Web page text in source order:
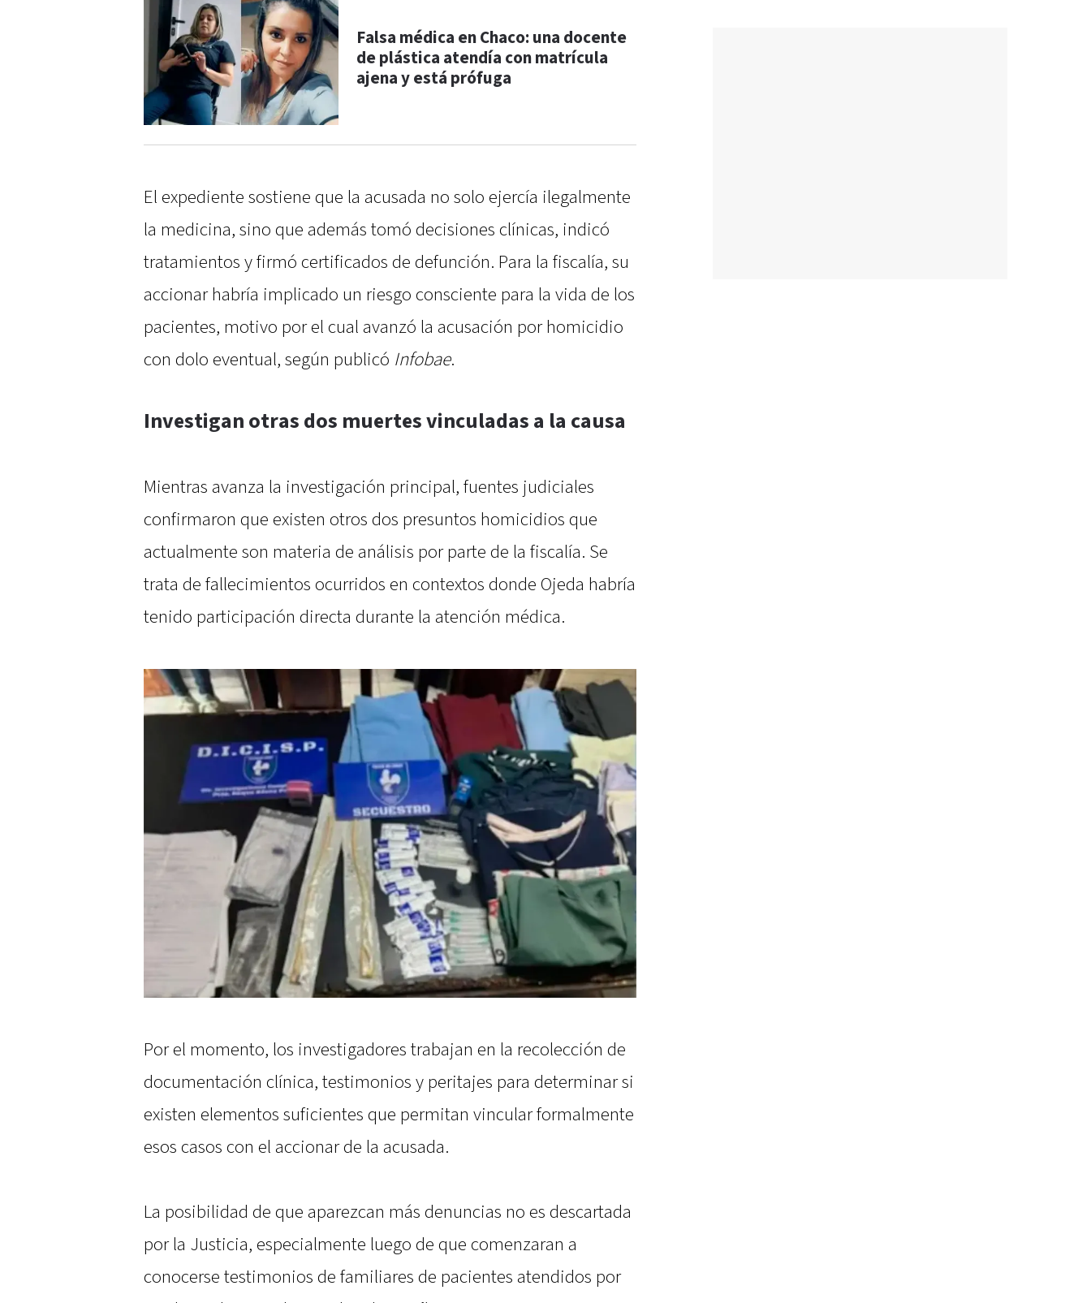
Falsa médica en Chaco: una docente
de plástica atendía con matrícula
ajena y está prófuga
El expediente sostiene que la acusada no solo ejercía ilegalmente
la medicina, sino que además tomó decisiones clínicas, indicó
tratamientos y firmó certificados de defunción. Para la fiscalía, su
accionar habría implicado un riesgo consciente para la vida de los
pacientes, motivo por el cual avanzó la acusación por homicidio
con dolo eventual, según publicó Infobae.
Investigan otras dos muertes vinculadas a la causa
Mientras avanza la investigación principal, fuentes judiciales
confirmaron que existen otros dos presuntos homicidios que
actualmente son materia de análisis por parte de la fiscalía. Se
trata de fallecimientos ocurridos en contextos donde Ojeda habría
tenido participación directa durante la atención médica.
Por el momento, los investigadores trabajan en la recolección de
documentación clínica, testimonios y peritajes para determinar si
existen elementos suficientes que permitan vincular formalmente
esos casos con el accionar de la acusada.
La posibilidad de que aparezcan más denuncias no es descartada
por la Justicia, especialmente luego de que comenzaran a
conocerse testimonios de familiares de pacientes atendidos por